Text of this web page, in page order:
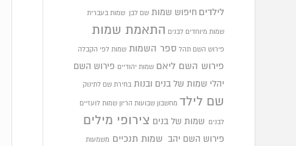
לילדים חיפוש שמות שם לבן שמות בעברית
שמות מיוחדים לבנים התאמת שמות
פירוש השם תהל ספר השמות שמות לפי הקבלה
פירוש השם ליאם שמות יהודיים פירוש השם
יהלי שמות של בנים ובנות בחירת שם לתינוק
שם לילד מחשבון שבועות הריון שמות לועזיים
לבנים שמות של בנים צירופי מילים
פירוש השם יהב שמות תנכיים משמעות